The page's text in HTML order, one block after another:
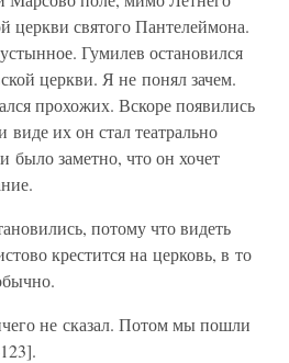
церкви святого Пантелеймона.
Гумилев остановился
церкви. Я не понял зачем.
прохожих. Вскоре появились
их он стал театрально
было заметно, что он хочет
потому что видеть
крестится на церковь, в то
не сказал. Потом мы пошли